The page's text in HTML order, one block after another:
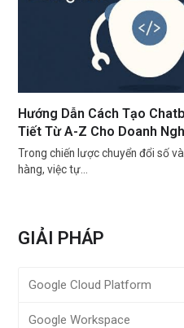
Hướng Dẫn Cách Tạo
Tiết Từ A-Z Cho Doanh
Trong chiến lược chuyển đổi số
hàng, việc tự…
GIẢI PHÁP
Google Cloud Platform
Google Workspace